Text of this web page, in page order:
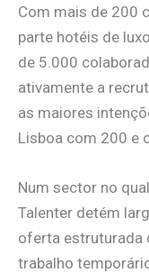
Com mais de 200
parte hotéis de
de 5.000
ativamente a
as maiores
Lisboa com 200 e
Num sector no
Talenter detém
oferta estruturada
trabalho